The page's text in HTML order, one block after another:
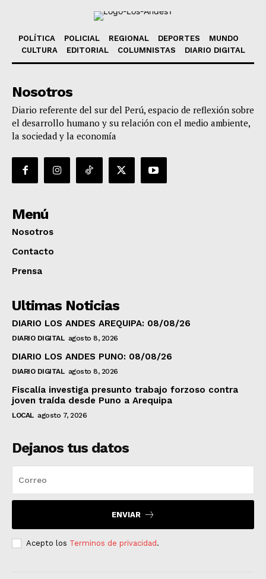
POLÍTICA POLICIAL REGIONAL DEPORTES
MUNDO
CULTURA
EDITORIAL COLUMNISTAS DIARIO DIGITAL
Nosotros
Diario referente del sur del Perú, espacio de reflexión sobre
el desarrollo humano y su relación con el medio ambiente,
la sociedad y la economía
Menú
Nosotros
Contacto
Prensa
Ultimas Noticias
DIARIO LOS ANDES AREQUIPA: 08/08/26
DIARIO DIGITAL agosto 8, 2026
DIARIO LOS ANDES PUNO: 08/08/26
DIARIO DIGITAL agosto 8, 2026
Fiscalía investiga presunto trabajo forzoso contra
joven traída desde Puno a Arequipa
LOCAL agosto 7, 2026
Dejanos tus datos
ENVIAR
Acepto los Terminos de privacidad .